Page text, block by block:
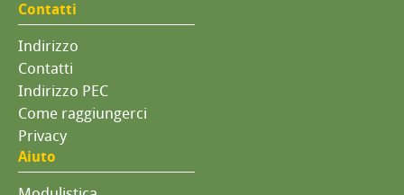
Contatti
Indirizzo
Contatti
Indirizzo PEC
Come raggiungerci
Privacy
Aiuto